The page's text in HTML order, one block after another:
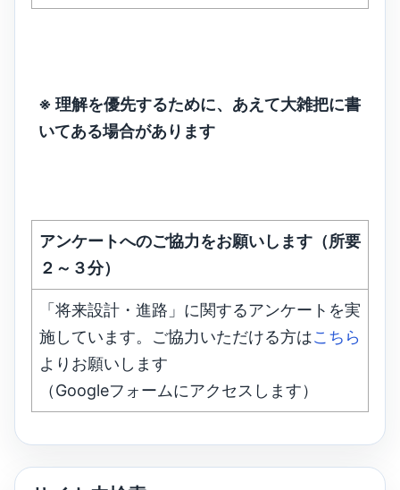
※ 理解を優先するために、あえて大雑把に書
いてある場合があります
アンケートへのご協力をお願いします（所要
２～３分）
「将来設計・進路」に関するアンケートを実
施しています。ご協力いただける方はこちら
よりお願いします
（Googleフォームにアクセスします）